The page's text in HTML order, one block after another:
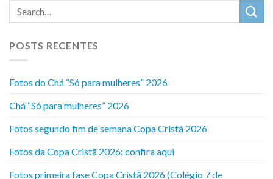
POSTS RECENTES
Fotos do Chá “Só para mulheres” 2026
Chá “Só para mulheres” 2026
Fotos segundo fim de semana Copa Cristã 2026
Fotos da Copa Cristã 2026: confira aqui
Fotos primeira fase Copa Cristã 2026 (Colégio 7 de